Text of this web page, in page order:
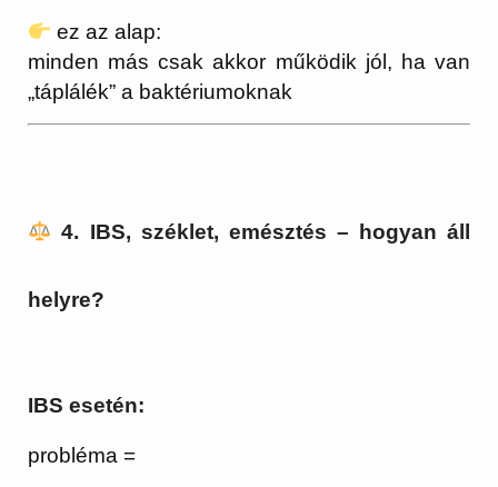
ez az alap:
minden más csak akkor működik jól, ha van
„táplálék” a baktériumoknak
4. IBS, széklet, emésztés – hogyan áll
helyre?
IBS esetén:
probléma =